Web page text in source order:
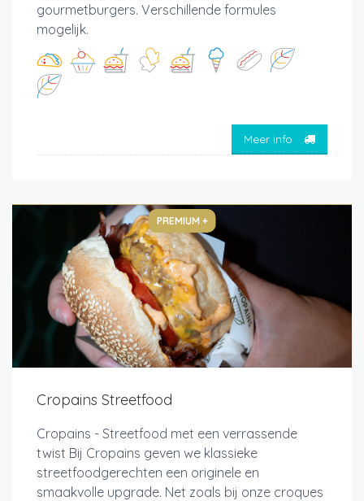
gourmetburgers. Verschillende formules
mogelijk.
Meer info
PREMIUM +
Cropains Streetfood
Cropains - Streetfood met een verrassende
twist Bij Cropains geven we klassieke
streetfoodgerechten een originele en
smaakvolle upgrade. Net zoals bij onze croques